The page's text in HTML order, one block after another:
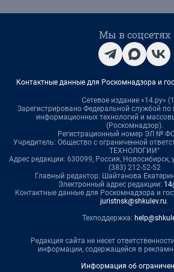
Мы в соцсетях
Контактные данные для Роскомнадзора и
Сетевое издание «14.ру»
Зарегистрировано Федеральной службой по
информационных технологий и
(Роскомнадзор).
Регистрационный номер ЭЛ №
Учредитель: Общество с ограниченной
ТЕХНОЛОГИИ"
Адрес редакции: 630099, Россия, Новосибирск,
(383) 212-52-52
Главный редактор: Шайтанова
Электронный адрес редакции:
Контактные данные для Роскомнадзора и
juristnsk@shkulev.ru.
Техподдержка:
Редакция сайта не несет
информации, содержащейся в
Информация об